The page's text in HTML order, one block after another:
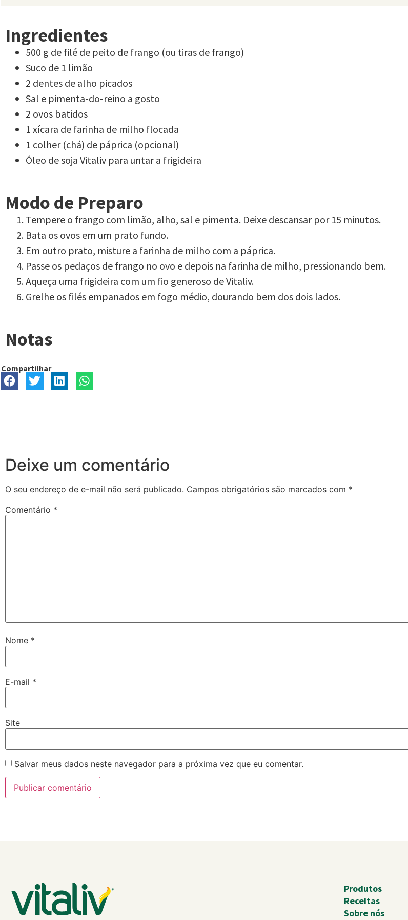
Ingredientes
500 g de filé de peito de frango (ou tiras de frango)
Suco de 1 limão
2 dentes de alho picados
Sal e pimenta-do-reino a gosto
2 ovos batidos
1 xícara de farinha de milho flocada
1 colher (chá) de páprica (opcional)
Óleo de soja Vitaliv para untar a frigideira
Modo de Preparo
Tempere o frango com limão, alho, sal e pimenta. Deixe descansar por 15 minutos.
Bata os ovos em um prato fundo.
Em outro prato, misture a farinha de milho com a páprica.
Passe os pedaços de frango no ovo e depois na farinha de milho, pressionando bem.
Aqueça uma frigideira com um fio generoso de Vitaliv.
Grelhe os filés empanados em fogo médio, dourando bem dos dois lados.
Notas
Compartilhar
Deixe um comentário
O seu endereço de e-mail não será publicado. Campos obrigatórios são marcados com *
Comentário *
Nome *
E-mail *
Site
Salvar meus dados neste navegador para a próxima vez que eu comentar.
Produtos
Receitas
Sobre nós